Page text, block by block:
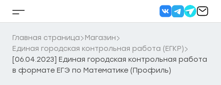
Кнопка
бокового
меню
Главная страница
Магазин
Единая городская контрольная работа (ЕГКР)
[06.04.2023] Единая городская контрольная работа
в формате ЕГЭ по Математике (Профиль)